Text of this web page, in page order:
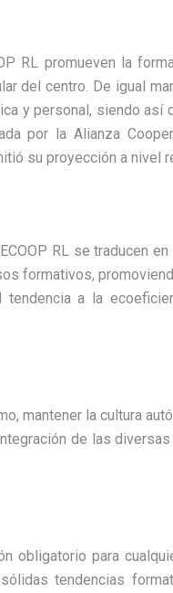
RL promueven la
del centro. De igual
y personal, siendo
por la Alianza
su proyección a nivel
RL se traducen
formativos,
a la
mantener la cultura
de las
obligatorio para
tendencias